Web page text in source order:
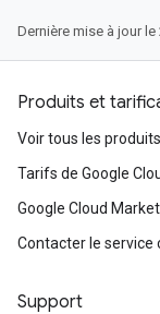
Dernière mise à jour
Produits et
Voir tous les produits
Tarifs de Google
Google Cloud
Contacter le service
Support